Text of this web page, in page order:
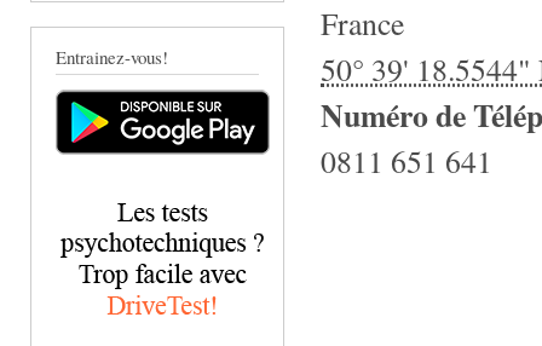
Entrainez-vous!
France
50° 39' 18.5544"
Numéro de
0811 651 641